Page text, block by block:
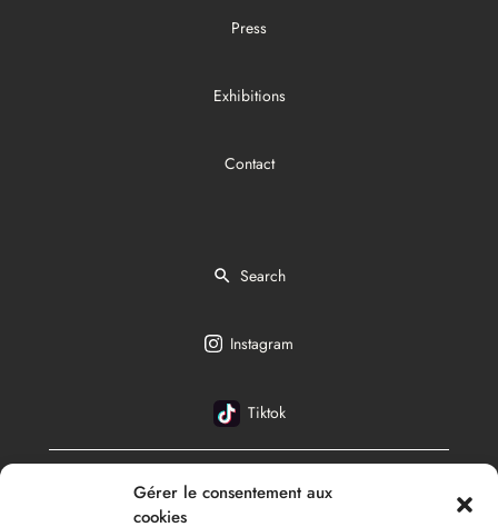
Gérer le consentement aux
cookies
Press
Exhibitions
Contact
Search
Instagram
Tiktok